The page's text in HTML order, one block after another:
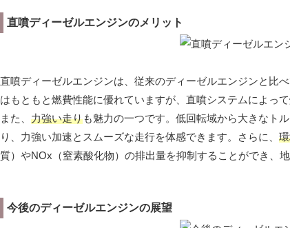
直噴ディーゼルエンジンのメリット
直噴ディーゼルエンジンは、従来のディーゼルエンジンと比
はもともと燃費性能に優れていますが、直噴システムによっ
また、 力強い走りも魅力の一つです。低回転域から大きなト
り、力強い加速とスムーズな走行を体感できます。さらに、
質）やNOx（窒素酸化物）の排出量を抑制することができ、
今後のディーゼルエンジンの展望